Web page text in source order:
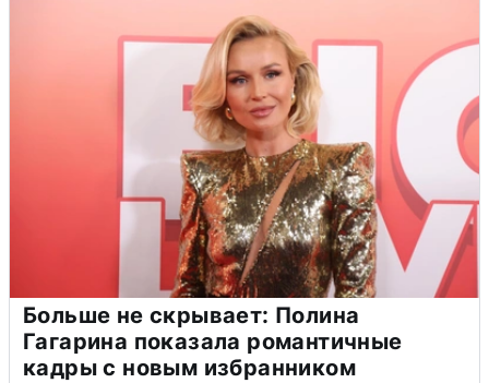
Больше не скрывает: Полина
Гагарина показала романтичные
кадры с новым избранником